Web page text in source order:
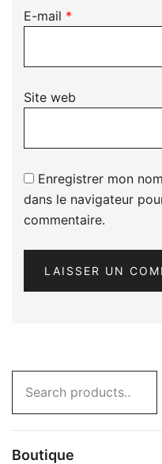
E-mail *
Site web
Enregistrer mon
dans le navigateur
commentaire.
for:
Boutique